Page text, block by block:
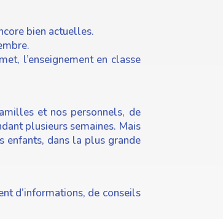
bien actuelles.
l’enseignement en classe
et nos personnels, de
plusieurs semaines. Mais
enfants, dans la plus grande
d’informations, de conseils